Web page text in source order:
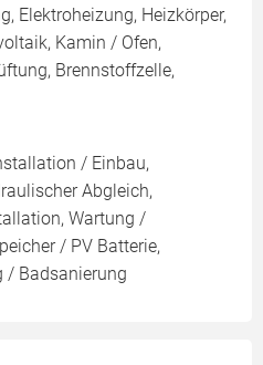
Elektroheizung, Heizkörper,
Kamin / Ofen,
Brennstoffzelle,
/ Einbau,
Abgleich,
Wartung /
/ PV Batterie,
/ Badsanierung